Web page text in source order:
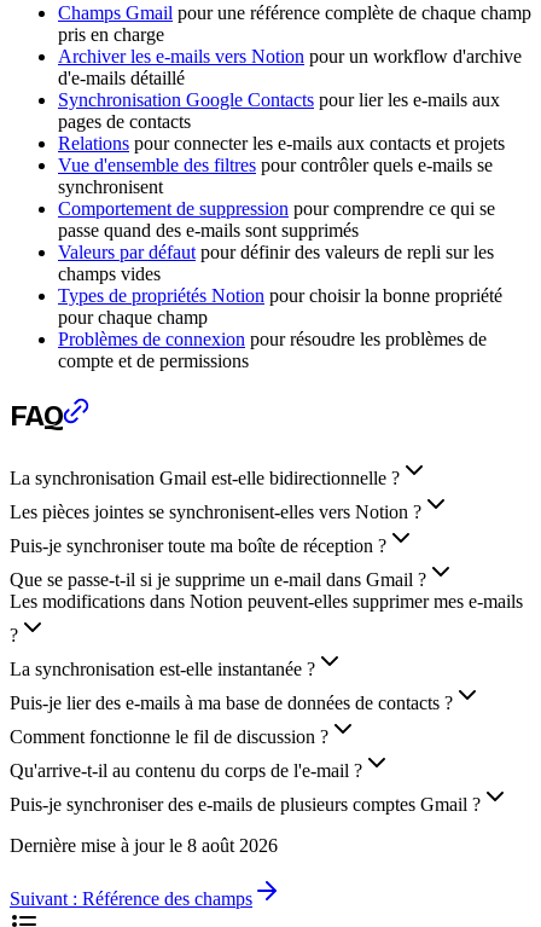
Champs Gmail pour une référence complète de chaque champ
pris en charge
Archiver les e-mails vers Notion pour un workflow d'archive
d'e-mails détaillé
Synchronisation Google Contacts pour lier les e-mails aux
pages de contacts
Relations pour connecter les e-mails aux contacts et projets
Vue d'ensemble des filtres pour contrôler quels e-mails se
synchronisent
Comportement de suppression pour comprendre ce qui se
passe quand des e-mails sont supprimés
Valeurs par défaut pour définir des valeurs de repli sur les
champs vides
Types de propriétés Notion pour choisir la bonne propriété
pour chaque champ
Problèmes de connexion pour résoudre les problèmes de
compte et de permissions
FAQ
La synchronisation Gmail est-elle bidirectionnelle ?
Les pièces jointes se synchronisent-elles vers Notion ?
Puis-je synchroniser toute ma boîte de réception ?
Que se passe-t-il si je supprime un e-mail dans Gmail ?
Les modifications dans Notion peuvent-elles supprimer mes e-mails
?
La synchronisation est-elle instantanée ?
Puis-je lier des e-mails à ma base de données de contacts ?
Comment fonctionne le fil de discussion ?
Qu'arrive-t-il au contenu du corps de l'e-mail ?
Puis-je synchroniser des e-mails de plusieurs comptes Gmail ?
Dernière mise à jour le 8 août 2026
Suivant : Référence des champs